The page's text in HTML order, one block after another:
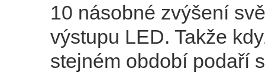
10 násobné zvýšení
výstupu LED. Takže
stejném období podaří